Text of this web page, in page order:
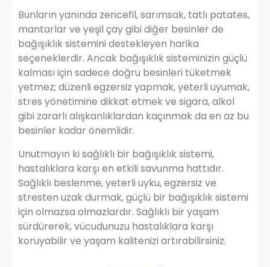
Bunların yanında zencefil, sarımsak, tatlı patates,
mantarlar ve yeşil çay gibi diğer besinler de
bağışıklık sistemini destekleyen harika
seçeneklerdir. Ancak bağışıklık sisteminizin güçlü
kalması için sadece doğru besinleri tüketmek
yetmez; düzenli egzersiz yapmak, yeterli uyumak,
stres yönetimine dikkat etmek ve sigara, alkol
gibi zararlı alışkanlıklardan kaçınmak da en az bu
besinler kadar önemlidir.
Unutmayın ki sağlıklı bir bağışıklık sistemi,
hastalıklara karşı en etkili savunma hattıdır.
Sağlıklı beslenme, yeterli uyku, egzersiz ve
stresten uzak durmak, güçlü bir bağışıklık sistemi
için olmazsa olmazlardır. Sağlıklı bir yaşam
sürdürerek, vücudunuzu hastalıklara karşı
koruyabilir ve yaşam kalitenizi artırabilirsiniz.